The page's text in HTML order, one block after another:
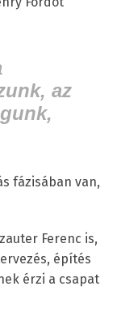
az
fázisában van,
Ferenc is,
építés
érzi a csapat